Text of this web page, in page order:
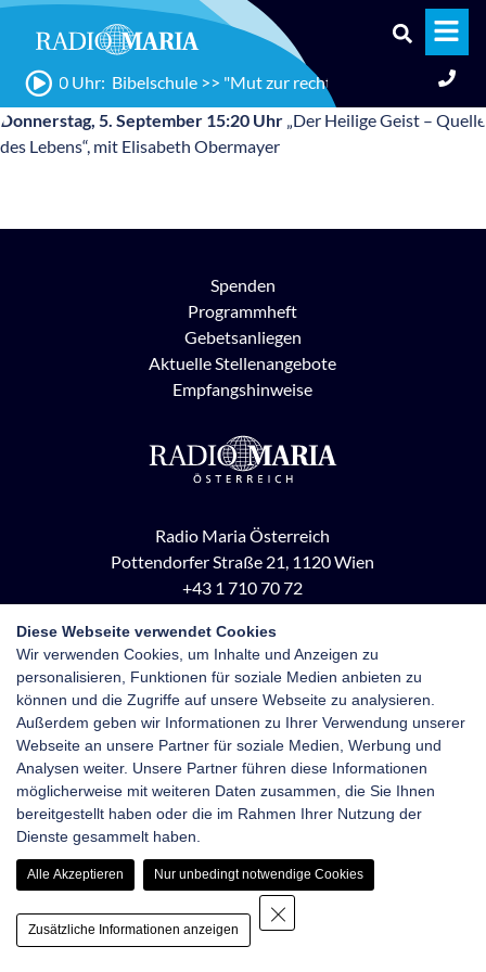
16:30 Uhr: Bibelschule >> "Mut zur rechten Zeit: Die
Donnerstag, 5. September 15:20 Uhr „Der Heilige Geist – Quelle
des Lebens“, mit Elisabeth Obermayer
Spenden
Programmheft
Gebetsanliegen
Aktuelle Stellenangebote
Empfangshinweise
Radio Maria Österreich
Pottendorfer Straße 21, 1120 Wien
+43 1 710 70 72
Impressum Netiquette
Datenschutz
Haftungsausschluss
Newsletter-Anmeldung
Diese Webseite verwendet Cookies
Wir verwenden Cookies, um Inhalte und Anzeigen zu
personalisieren, Funktionen für soziale Medien anbieten zu
können und die Zugriffe auf unsere Webseite zu analysieren.
Außerdem geben wir Informationen zu Ihrer Verwendung unserer
Webseite an unsere Partner für soziale Medien, Werbung und
Analysen weiter. Unsere Partner führen diese Informationen
möglicherweise mit weiteren Daten zusammen, die Sie Ihnen
bereitgestellt haben oder die im Rahmen Ihrer Nutzung der
Dienste gesammelt haben.
Alle Akzeptieren Nur unbedingt notwendige Cookies
Zusätzliche Informationen anzeigen